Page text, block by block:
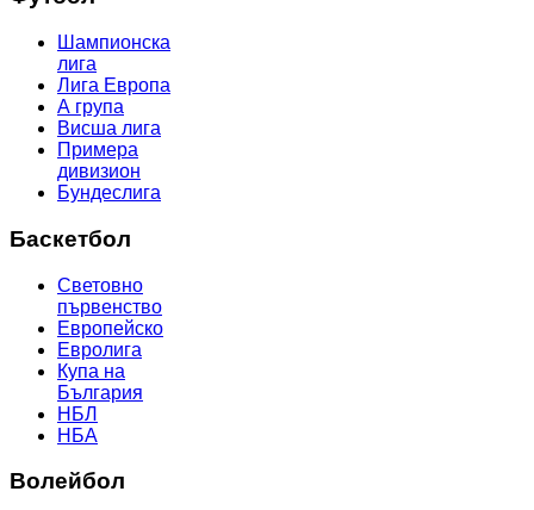
Шампионска
лига
Лига Европа
А група
Висша лига
Примера
дивизион
Бундеслига
Баскетбол
Световно
първенство
Европейско
Евролига
Купа на
България
НБЛ
НБА
Волейбол